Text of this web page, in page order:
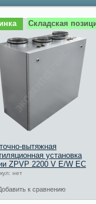
Складская
вытяжная
установка
ZPVP 2200 V E/W EC
нет
к сравнению